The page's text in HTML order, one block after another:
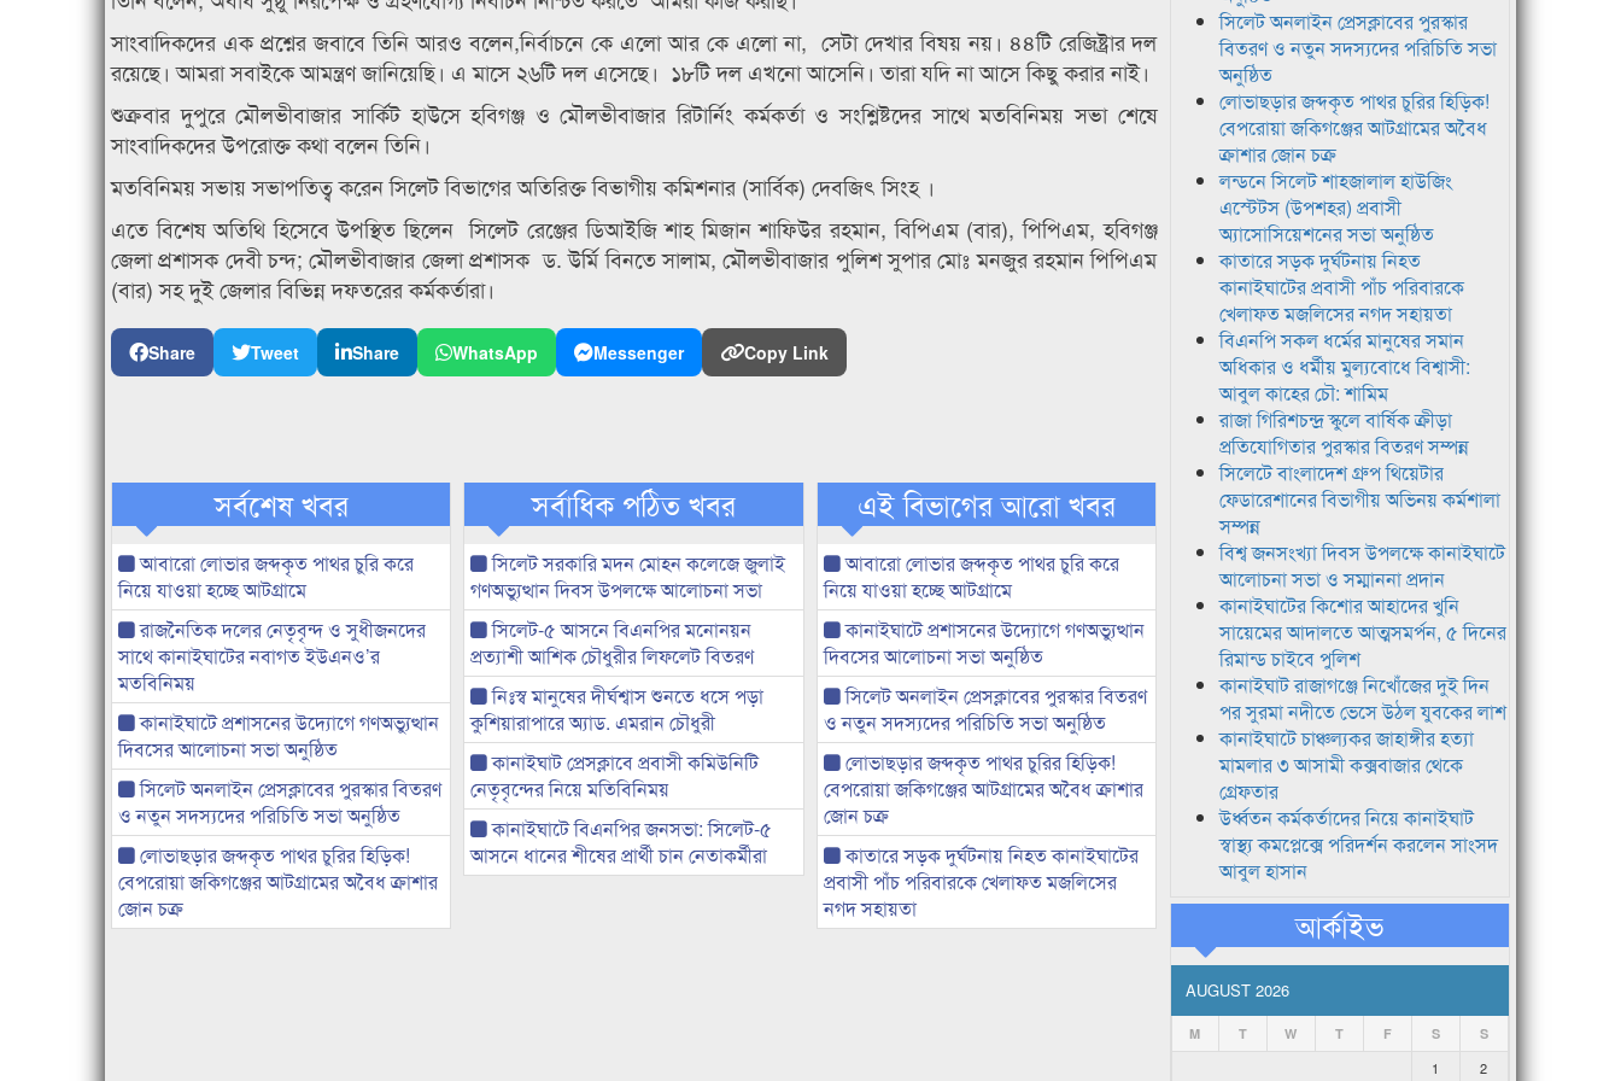
সাংবাদিকদের এক প্রশ্নের জবাবে তিনি আরও বলেন,নির্বাচনে কে এলো আর কে এলো না, সেটা দেখার বিষয় নয়। ৪৪টি রেজিষ্ট্রার দল
রয়েছে। আমরা সবাইকে আমন্ত্রণ জানিয়েছি। এ মাসে ২৬টি দল এসেছে। ১৮টি দল এখনো আসেনি। তারা যদি না আসে কিছু করার নাই।
শুক্রবার দুপুরে মৌলভীবাজার সার্কিট হাউসে হবিগঞ্জ ও মৌলভীবাজার রিটার্নিং কর্মকর্তা ও সংশ্লিষ্টদের সাথে মতবিনিময় সভা শেষে
সাংবাদিকদের উপরোক্ত কথা বলেন তিনি।
মতবিনিময় সভায় সভাপতিত্ব করেন সিলেট বিভাগের অতিরিক্ত বিভাগীয় কমিশনার (সার্বিক) দেবজিৎ সিংহ ।
এতে বিশেষ অতিথি হিসেবে উপস্থিত ছিলেন সিলেট রেঞ্জের ডিআইজি শাহ মিজান শাফিউর রহমান, বিপিএম (বার), পিপিএম, হবিগঞ্জ
জেলা প্রশাসক দেবী চন্দ; মৌলভীবাজার জেলা প্রশাসক ড. উর্মি বিনতে সালাম, মৌলভীবাজার পুলিশ সুপার মোঃ মনজুর রহমান পিপিএম
(বার) সহ দুই জেলার বিভিন্ন দফতরের কর্মকর্তারা।
Share Tweet Share WhatsApp Messenger Copy Link
সর্বশেষ খবর
আবারো লোভার জব্দকৃত পাথর চুরি করে
নিয়ে যাওয়া হচ্ছে আটগ্রামে
রাজনৈতিক দলের নেতৃবৃন্দ ও সুধীজনদের
সাথে কানাইঘাটের নবাগত ইউএনও’র
মতবিনিময়
কানাইঘাটে প্রশাসনের উদ্যোগে গণঅভ্যুত্থান
দিবসের আলোচনা সভা অনুষ্ঠিত
সিলেট অনলাইন প্রেসক্লাবের পুরস্কার বিতরণ
ও নতুন সদস্যদের পরিচিতি সভা অনুষ্ঠিত
লোভাছড়ার জব্দকৃত পাথর চুরির হিড়িক!
বেপরোয়া জকিগঞ্জের আটগ্রামের অবৈধ ক্রাশার
জোন চক্র
সর্বাধিক পঠিত খবর
সিলেট সরকারি মদন মোহন কলেজে জুলাই
গণঅভ্যুত্থান দিবস উপলক্ষে আলোচনা সভা
সিলেট-৫ আসনে বিএনপির মনোনয়ন
প্রত্যাশী আশিক চৌধুরীর লিফলেট বিতরণ
নিঃস্ব মানুষের দীর্ঘশ্বাস শুনতে ধসে পড়া
কুশিয়ারাপারে অ্যাড. এমরান চৌধুরী
কানাইঘাট প্রেসক্লাবে প্রবাসী কমিউনিটি
নেতৃবৃন্দের নিয়ে মতিবিনিময়
কানাইঘাটে বিএনপির জনসভা: সিলেট-৫
আসনে ধানের শীষের প্রার্থী চান নেতাকর্মীরা
এই বিভাগের আরো খবর
আবারো লোভার জব্দকৃত পাথর চুরি করে
নিয়ে যাওয়া হচ্ছে আটগ্রামে
কানাইঘাটে প্রশাসনের উদ্যোগে গণঅভ্যুত্থান
দিবসের আলোচনা সভা অনুষ্ঠিত
সিলেট অনলাইন প্রেসক্লাবের পুরস্কার বিতরণ
ও নতুন সদস্যদের পরিচিতি সভা অনুষ্ঠিত
লোভাছড়ার জব্দকৃত পাথর চুরির হিড়িক!
বেপরোয়া জকিগঞ্জের আটগ্রামের অবৈধ ক্রাশার
জোন চক্র
কাতারে সড়ক দুর্ঘটনায় নিহত কানাইঘাটের
প্রবাসী পাঁচ পরিবারকে খেলাফত মজলিসের
নগদ সহায়তা
সিলেট অনলাইন প্রেসক্লাবের পুরস্কার
বিতরণ ও নতুন সদস্যদের পরিচিতি সভা
অনুষ্ঠিত
লোভাছড়ার জব্দকৃত পাথর চুরির হিড়িক!
বেপরোয়া জকিগঞ্জের আটগ্রামের অবৈধ
ক্রাশার জোন চক্র
লন্ডনে সিলেট শাহজালাল হাউজিং
এস্টেটস (উপশহর) প্রবাসী
অ্যাসোসিয়েশনের সভা অনুষ্ঠিত
কাতারে সড়ক দুর্ঘটনায় নিহত
কানাইঘাটের প্রবাসী পাঁচ পরিবারকে
খেলাফত মজলিসের নগদ সহায়তা
বিএনপি সকল ধর্মের মানুষের সমান
অধিকার ও ধর্মীয় মুল্যবোধে বিশ্বাসী:
আবুল কাহের চৌ: শামিম
রাজা গিরিশচন্দ্র স্কুলে বার্ষিক ক্রীড়া
প্রতিযোগিতার পুরস্কার বিতরণ সম্পন্ন
সিলেটে বাংলাদেশ গ্রুপ থিয়েটার
ফেডারেশানের বিভাগীয় অভিনয় কর্মশালা
সম্পন্ন
বিশ্ব জনসংখ্যা দিবস উপলক্ষে কানাইঘাটে
আলোচনা সভা ও সম্মাননা প্রদান
কানাইঘাটের কিশোর আহাদের খুনি
সায়েমের আদালতে আত্মসমর্পন, ৫ দিনের
রিমান্ড চাইবে পুলিশ
কানাইঘাট রাজাগঞ্জে নিখোঁজের দুই দিন
পর সুরমা নদীতে ভেসে উঠল যুবকের লাশ
কানাইঘাটে চাঞ্চল্যকর জাহাঙ্গীর হত্যা
মামলার ৩ আসামী কক্সবাজার থেকে
গ্রেফতার
উর্ধ্বতন কর্মকর্তাদের নিয়ে কানাইঘাট
স্বাস্থ্য কমপ্লেক্সে পরিদর্শন করলেন সাংসদ
আবুল হাসান
আর্কাইভ
AUGUST 2026
M T W T F S S
1
2